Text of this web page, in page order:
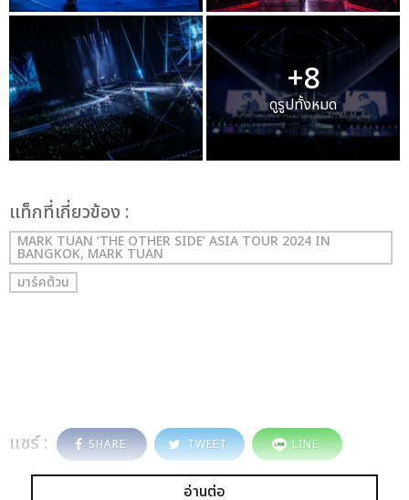
+8
ดูรูปทั้งหมด
เเท็กที่เกี่ยวข้อง :
MARK TUAN ‘THE OTHER SIDE’ ASIA TOUR 2024 IN
BANGKOK, MARK TUAN
มาร์คต้วน
แชร์ : SHARE TWEET LINE
อ่านต่อ